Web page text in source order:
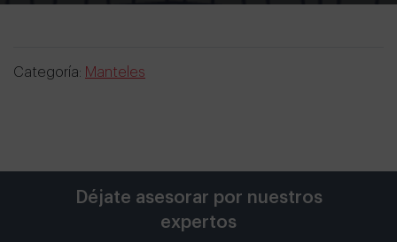
Categoría: Manteles
Déjate asesorar por nuestros
expertos